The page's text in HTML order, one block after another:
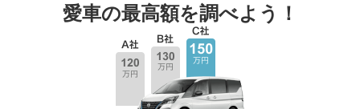
愛車の最高額を調べよう！